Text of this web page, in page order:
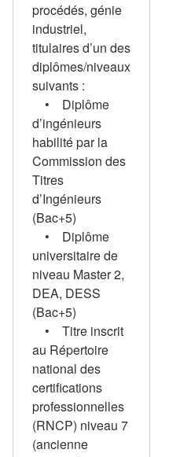
procédés, génie
industriel,
titulaires d’un des
diplômes/niveaux
suivants :
• Diplôme
d’ingénieurs
habilité par la
Commission des
Titres
d’Ingénieurs
(Bac+5)
• Diplôme
universitaire de
niveau Master 2,
DEA, DESS
(Bac+5)
• Titre inscrit
au Répertoire
national des
certifications
professionnelles
(RNCP) niveau 7
(ancienne